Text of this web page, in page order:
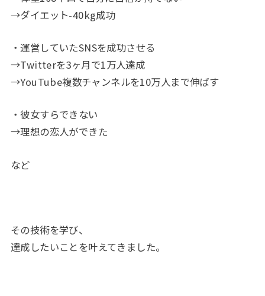
→ダイエット-40kg成功
・運営していたSNSを成功させる
→Twitterを3ヶ月で1万人達成
→YouTube複数チャンネルを10万人まで伸ばす
・彼女すらできない
→理想の恋人ができた
など
その技術を学び、
達成したいことを叶えてきました。